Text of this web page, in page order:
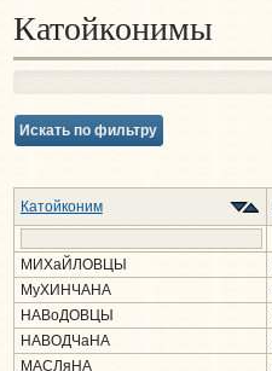
Катойконимы
Искать по фильтру
Катойконим
МИХаЙЛОВЦЫ
МуХИНЧАНА
НАВоДОВЦЫ
НАВОДЧаНА
МАСЛяНА